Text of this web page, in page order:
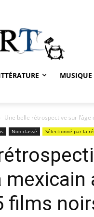
MUSIQUE
Une belle rétrospective sur l’âge
Non classé Sélectionné par la
mexicain
films